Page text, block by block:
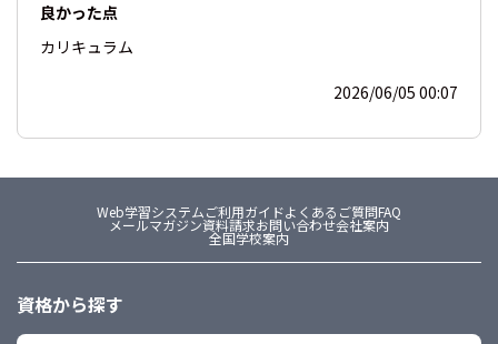
良かった点
カリキュラム
2026/06/05 00:07
Web学習システムご利用ガイドよくあるご質問FAQ
メールマガジン資料請求お問い合わせ会社案内
全国学校案内
資格から探す